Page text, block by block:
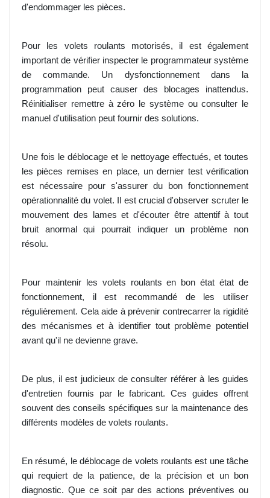
d'endommager les pièces.
Pour les volets roulants motorisés, il est également
important de vérifier inspecter le programmateur système
de commande. Un dysfonctionnement dans la
programmation peut causer des blocages inattendus.
Réinitialiser remettre à zéro le système ou consulter le
manuel d'utilisation peut fournir des solutions.
Une fois le déblocage et le nettoyage effectués, et toutes
les pièces remises en place, un dernier test vérification
est nécessaire pour s'assurer du bon fonctionnement
opérationnalité du volet. Il est crucial d'observer scruter le
mouvement des lames et d'écouter être attentif à tout
bruit anormal qui pourrait indiquer un problème non
résolu.
Pour maintenir les volets roulants en bon état état de
fonctionnement, il est recommandé de les utiliser
régulièrement. Cela aide à prévenir contrecarrer la rigidité
des mécanismes et à identifier tout problème potentiel
avant qu'il ne devienne grave.
De plus, il est judicieux de consulter référer à les guides
d'entretien fournis par le fabricant. Ces guides offrent
souvent des conseils spécifiques sur la maintenance des
différents modèles de volets roulants.
En résumé, le déblocage de volets roulants est une tâche
qui requiert de la patience, de la précision et un bon
diagnostic. Que ce soit par des actions préventives ou